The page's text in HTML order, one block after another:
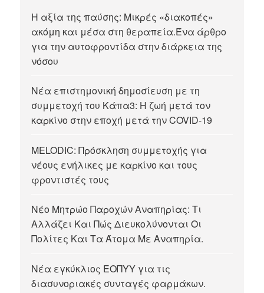
Η αξία της παύσης: Μικρές «διακοπές»
ακόμη και μέσα στη θεραπεία.Ένα άρθρο
για την αυτοφροντίδα στην διάρκεια της
νόσου
Νέα επιστημονική δημοσίευση με τη
συμμετοχή του Κάπα3: Η ζωή μετά τον
καρκίνο στην εποχή μετά την COVID-19
MELODIC: Πρόσκληση συμμετοχής για
νέους ενήλικες με καρκίνο και τους
φροντιστές τους
Νέο Μητρώο Παροχών Αναπηρίας: Τι
Αλλάζει Και Πώς Διευκολύνονται Οι
Πολίτες Και Τα Άτομα Με Αναπηρία.
Νέα εγκύκλιος ΕΟΠΥΥ για τις
διασυνοριακές συνταγές φαρμάκων.